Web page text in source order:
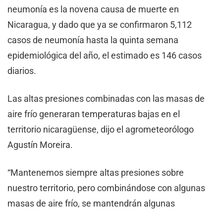
neumonía es la novena causa de muerte en
Nicaragua, y dado que ya se confirmaron 5,112
casos de neumonía hasta la quinta semana
epidemiológica del año, el estimado es 146 casos
diarios.
Las altas presiones combinadas con las masas de
aire frío generaran temperaturas bajas en el
territorio nicaragüense, dijo el agrometeorólogo
Agustín Moreira.
“Mantenemos siempre altas presiones sobre
nuestro territorio, pero combinándose con algunas
masas de aire frío, se mantendrán algunas